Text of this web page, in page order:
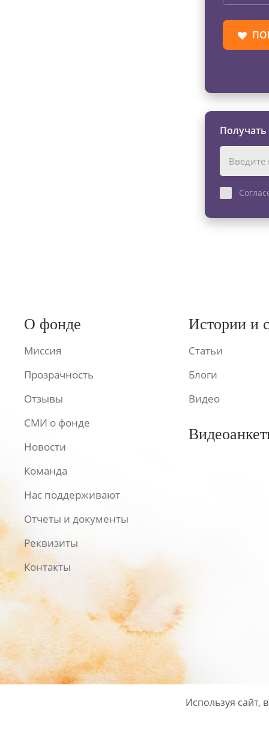
О фонде
Миссия
Прозрачность
Отзывы
СМИ о фонде
Новости
Команда
Нас поддерживают
Отчеты и документы
Реквизиты
Контакты
Истории и
Статьи
Блоги
Видео
Политика
Используя сайт,